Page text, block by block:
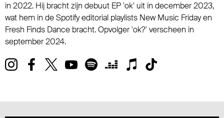
in 2022. Hij bracht zijn debuut EP 'ok' uit in december 2023,
wat hem in de Spotify editorial playlists New Music Friday en
Fresh Finds Dance bracht. Opvolger 'ok?' verscheen in
september 2024.